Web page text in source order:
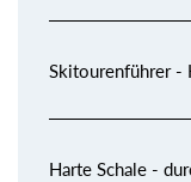
Skitourenführer -
Harte Schale -